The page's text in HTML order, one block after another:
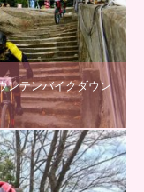
ンテンバイクダウン